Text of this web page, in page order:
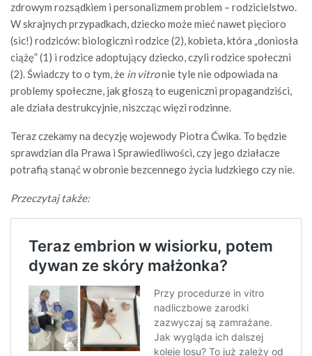
zdrowym rozsądkiem i personalizmem problem – rodzicielstwo.
W skrajnych przypadkach, dziecko może mieć nawet pięcioro
(sic!) rodziców: biologiczni rodzice (2), kobieta, która „doniosła
ciążę” (1) i rodzice adoptujący dziecko, czyli rodzice społeczni
(2). Świadczy to o tym, że in vitronie tyle nie odpowiada na
problemy społeczne, jak głoszą to eugeniczni propagandziści,
ale działa destrukcyjnie, niszcząc więzi rodzinne.
Teraz czekamy na decyzję wojewody Piotra Ćwika. To będzie
sprawdzian dla Prawa i Sprawiedliwości, czy jego działacze
potrafią stanąć w obronie bezcennego życia ludzkiego czy nie.
Przeczytaj także: